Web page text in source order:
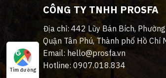
CÔNG TY TNHH PROSFA
Địa chỉ: 442 Lũy Bán Bích,
Quận Tân Phú, Thành phố Hồ Chí
Email: hello@prosfa.vn
Hotline: 0907.018.834
Tìm đường